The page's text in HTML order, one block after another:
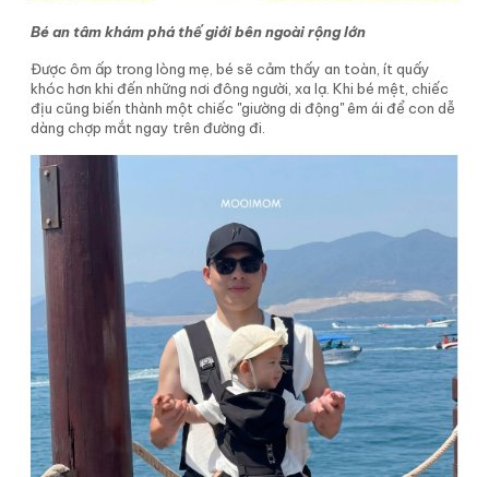
Bé an tâm khám phá thế giới bên ngoài rộng lớn
Được ôm ấp trong lòng mẹ, bé sẽ cảm thấy an toàn, ít quấy
khóc hơn khi đến những nơi đông người, xa lạ. Khi bé mệt, chiếc
địu cũng biến thành một chiếc "giường di động" êm ái để con dễ
dàng chợp mắt ngay trên đường đi.